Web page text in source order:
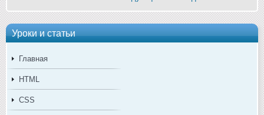
Уроки и статьи
Главная
HTML
CSS